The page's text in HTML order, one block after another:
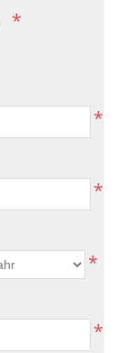
*
*
*
*
*